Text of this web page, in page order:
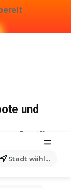
Produkten...
Stadt wählen
und
Begriff
– Wo